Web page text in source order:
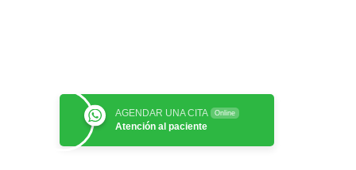
AGENDAR UNA CITA Online
Atención al paciente